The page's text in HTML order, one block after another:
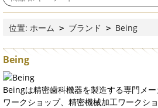
位置: ホーム > ブランド > Being
Being
Beingは精密歯科機器を製造する専門メ
ワークショップ、精密機械加工ワークシ